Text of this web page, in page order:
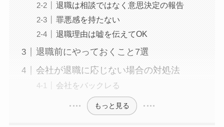
退職は相談ではなく意思決定の報告
罪悪感を持たない
退職理由は嘘を伝えてOK
退職前にやっておくこと7選
会社が退職に応じない場合の対処法
会社をバックレる
もっと見る